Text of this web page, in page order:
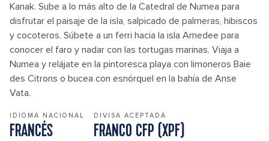
Kanak. Sube a lo más alto de la Catedral de Numea para
disfrutar el paisaje de la isla, salpicado de palmeras, hibiscos
y cocoteros. Súbete a un ferri hacia la isla Amedee para
conocer el faro y nadar con las tortugas marinas. Viaja a
Numea y relájate en la pintoresca playa con limoneros Baie
des Citrons o bucea con esnórquel en la bahía de Anse
Vata.
IDIOMA NACIONAL
FRANCÉS
DIVISA ACEPTADA
FRANCO CFP (XPF)